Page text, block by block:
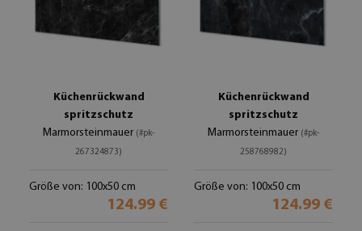
Küchenrückwand
spritzschutz
Marmorsteinmauer (#pk-
267324873)
Größe von: 100x50 cm
124.99 €
Küchenrückwand
spritzschutz
Marmorsteinmauer (#pk-
258768982)
Größe von: 100x50 cm
124.99 €